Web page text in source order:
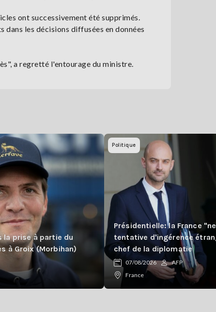
ont successivement été supprimés.
les décisions diffusées en données
a regretté l'entourage du ministre.
la prise à partie du
à Groix (Morbihan)
Politique
Présidentielle: la France
tentative d'ingérence
chef de la diplomatie
07/08/2026
AFP
France